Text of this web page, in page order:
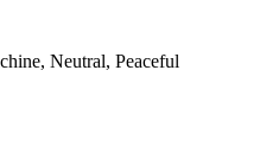
Neutral, Peaceful